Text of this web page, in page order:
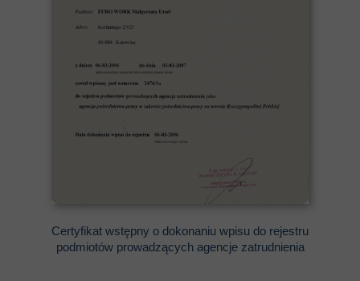
Certyfikat wstępny o dokonaniu wpisu do rejestru
podmiotów prowadzących agencje zatrudnienia